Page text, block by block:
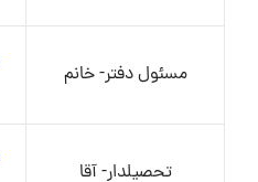
مسئول دفتر- خانم
تحصیلدار- آقا